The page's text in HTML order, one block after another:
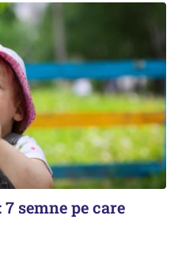
semne pe care